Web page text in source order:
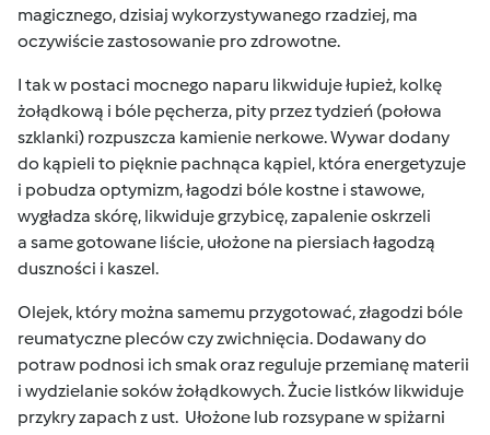
magicznego, dzisiaj wykorzystywanego rzadziej, ma
oczywiście zastosowanie pro zdrowotne.
I tak w postaci mocnego naparu likwiduje łupież, kolkę
żołądkową i bóle pęcherza, pity przez tydzień (połowa
szklanki) rozpuszcza kamienie nerkowe. Wywar dodany
do kąpieli to pięknie pachnąca kąpiel, która energetyzuje
i pobudza optymizm, łagodzi bóle kostne i stawowe,
wygładza skórę, likwiduje grzybicę, zapalenie oskrzeli
a same gotowane liście, ułożone na piersiach łagodzą
duszności i kaszel.
Olejek, który można samemu przygotować, złagodzi bóle
reumatyczne pleców czy zwichnięcia. Dodawany do
potraw podnosi ich smak oraz reguluje przemianę materii
i wydzielanie soków żołądkowych. Żucie listków likwiduje
przykry zapach z ust. Ułożone lub rozsypane w spiżarni